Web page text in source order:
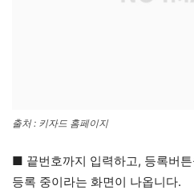
출처 : 키자드 홈페이지
■ 끝번호까지 입력하고, 등록버
등록 중이라는 화면이 나옵니다.